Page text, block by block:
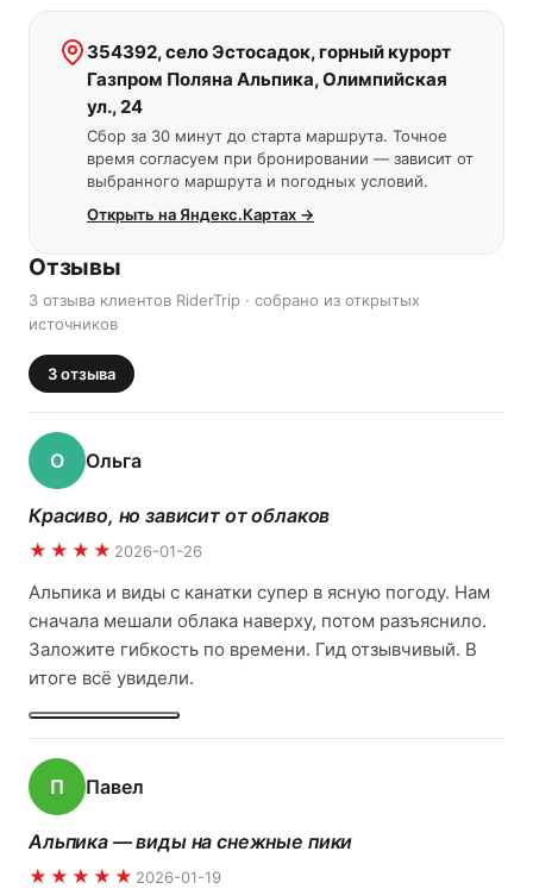
354392, село Эстосадок, горный курорт
Газпром Поляна Альпика, Олимпийская
ул., 24
Сбор за 30 минут до старта маршрута. Точное
время согласуем при бронировании — зависит от
выбранного маршрута и погодных условий.
Открыть на Яндекс.Картах →
Отзывы
3 отзыва клиентов RiderTrip · собрано из открытых
источников
3отзыва
О Ольга
Красиво, но зависит от облаков
★★★★ 2026-01-26
Альпика и виды с канатки супер в ясную погоду. Нам
сначала мешали облака наверху, потом разъяснило.
Заложите гибкость по времени. Гид отзывчивый. В
итоге всё увидели.
П Павел
Альпика — виды на снежные пики
★★★★★ 2026-01-19